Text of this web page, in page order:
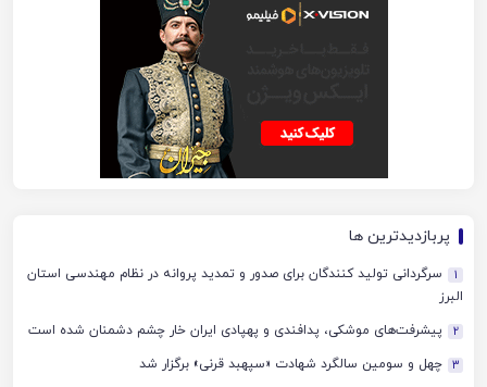
پربازدیدترین ها
1
سرگردانی تولید کنندگان برای صدور و تمدید پروانه در نظام مهندسی استان
البرز
2 پیشرفت‌های موشکی، پدافندی و پهپادی ایران خار چشم دشمنان شده است
3 چهل‌ و سومین سالگرد شهادت «سپهبد قرنی» برگزار شد